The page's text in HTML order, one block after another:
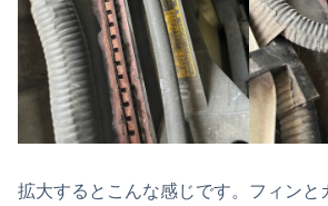
拡大するとこんな感じです。フィンと